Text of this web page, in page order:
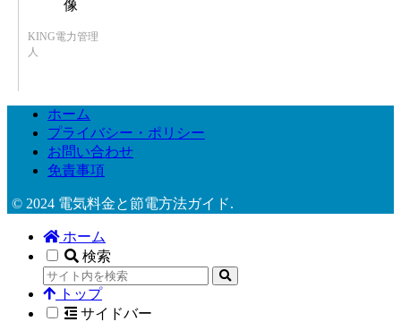
KING電力管理
人
ホーム
プライバシー・ポリシー
お問い合わせ
免責事項
© 2024 電気料金と節電方法ガイド.
ホーム
検索
トップ
サイドバー